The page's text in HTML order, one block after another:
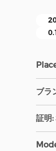
ブラ
証明: